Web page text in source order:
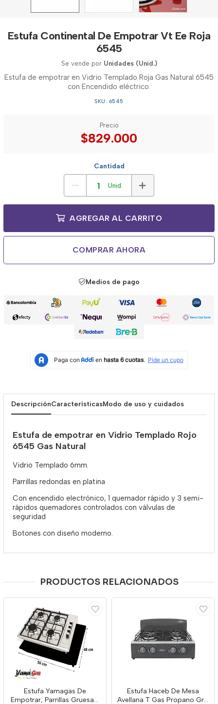
Estufa Continental De Empotrar Vt Ee Roja
6545
Se vende por Unidades (Unid.)
Estufa de empotrar en Vidrio Templado Roja Gas Natural 6545
con Encendido eléctrico.
SKU: 6545
Precio
$829.000
Cantidad
Unid.
AGREGAR AL CARRITO
COMPRAR AHORA
Medios de pago
DescripciónCaracterísticasModo de uso y cuidados
Estufa de empotrar en Vidrio Templado Rojo
6545 Gas Natural
Vidrio Templado 6mm.
Parrillas redondas en platina
Con encendido electrónico, 1 quemador rápido y 3 semi-
rápidos quemadores controlados con válvulas de
seguridad
Botones con diseño moderno.
PRODUCTOS RELACIONADOS
Estufa Yamagas De
Empotrar, Parrillas Gruesas,
Estufa Haceb De Mesa
Avellana T Gas Propano Gris